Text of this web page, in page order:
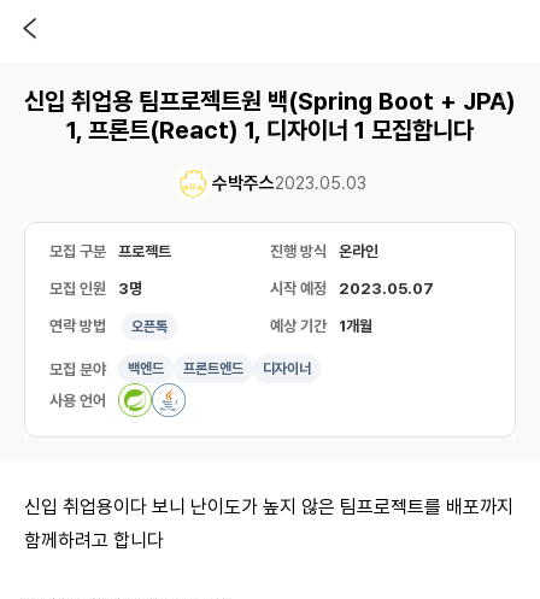
신입 취업용 팀프로젝트원 백(Spring Boot + JPA)
1, 프론트(React) 1, 디자이너 1 모집합니다
수박주스2023.05.03
모집 구분 프로젝트 진행 방식 온라인
모집 인원 3명 시작 예정 2023.05.07
연락 방법 오픈톡 예상 기간 1개월
모집 분야 백엔드 프론트엔드 디자이너
사용 언어
신입 취업용이다 보니 난이도가 높지 않은 팀프로젝트를 배포까지
함께하려고 합니다